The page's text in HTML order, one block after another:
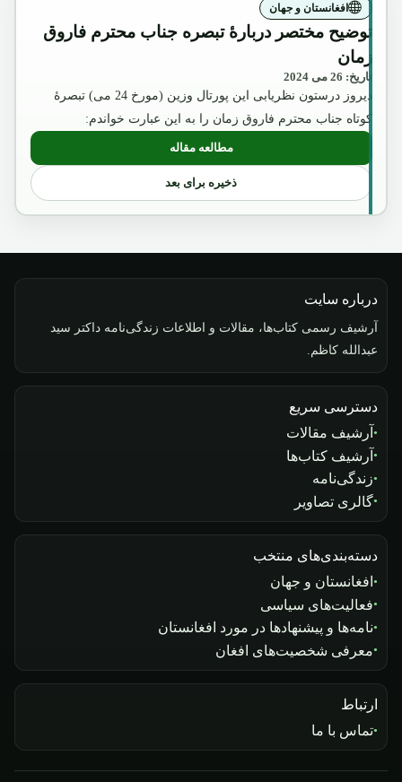
افغانستان و جهان
توضیح مختصر دربارۀ تبصره جناب محترم فاروق
زمان
تاریخ: 26 می 2024
دیروز درستون نظریابی این پورتال وزین (مورخ 24 می) تبصرۀ
کوتاه جناب محترم فاروق زمان را به این عبارت خواندم:
مطالعه مقاله: توضیح مختصر دربارۀ تبصره جناب محترم
ذخیره برای بعد
درباره سایت
آرشیف رسمی کتاب‌ها، مقالات و اطلاعات زندگی‌نامه داکتر سید
عبدالله کاظم.
دسترسی سریع
آرشیف مقالات
آرشیف کتاب‌ها
زندگی‌نامه
گالری تصاویر
دسته‌بندی‌های منتخب
افغانستان و جهان
فعالیت‌های سیاسی
نامه‌ها و پیشنهادها در مورد افغانستان
معرفی شخصیت‌های افغان
ارتباط
تماس با ما